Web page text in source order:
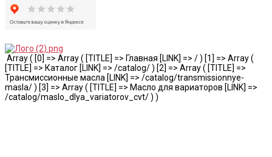
Array ( [0] => Array ( [TITLE] => Главная [LINK] => / ) [1] => Array (
[TITLE] => Каталог [LINK] => /catalog/ ) [2] => Array ( [TITLE] =>
Трансмиссионные масла [LINK] => /catalog/transmissionnye-
masla/ ) [3] => Array ( [TITLE] => Масло для вариаторов [LINK] =>
/catalog/maslo_dlya_variatorov_cvt/ ) )